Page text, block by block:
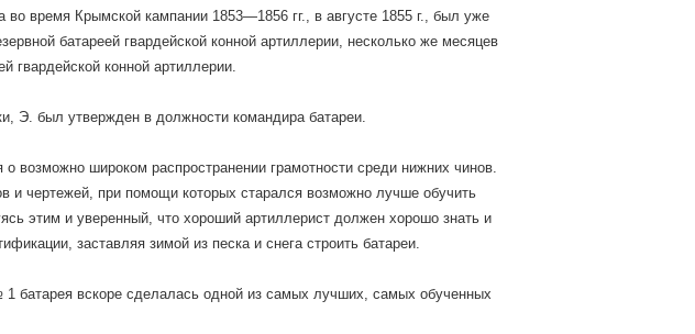
время Крымской кампании 1853—1856 гг., в августе 1855 г., был уже
батареей гвардейской конной артиллерии, несколько же месяцев
гвардейской конной артиллерии.
Э. был утвержден в должности командира батареи.
возможно широком распространении грамотности среди нижних чинов.
и чертежей, при помощи которых старался возможно лучше обучить
этим и уверенный, что хороший артиллерист должен хорошо знать и
заставляя зимой из песка и снега строить батареи.
батарея вскоре сделалась одной из самых лучших, самых обученных